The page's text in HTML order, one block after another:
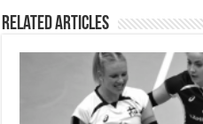
Related Articles